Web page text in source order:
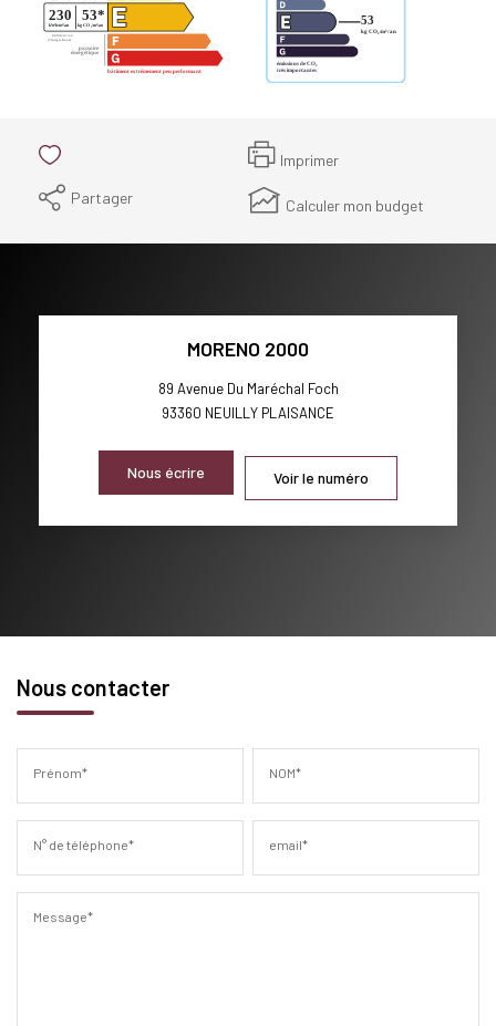
Imprimer
Partager
Calculer mon budget
MORENO 2000
89 Avenue Du Maréchal Foch
93360 NEUILLY PLAISANCE
Nous écrire Voir le numéro
Nous contacter
Prénom* NOM*
N° de téléphone* email*
Message*